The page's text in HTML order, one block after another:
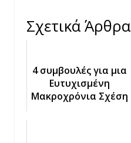
Σχετικά Άρθρα
4 συμβουλές για μια
Ευτυχισμένη
Μακροχρόνια Σχέση